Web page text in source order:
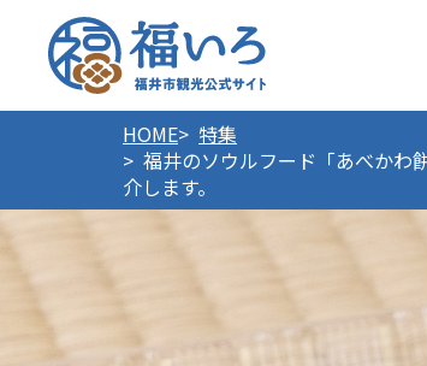
福
HOME
特集
福井のソウルフード「あべかわ
介します。